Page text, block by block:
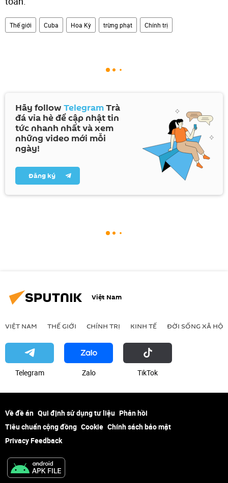
Thế giới Cuba Hoa Kỳ trừng phạt Chính trị
Hãy follow TelegramTrà
đá vỉa hè để cập nhật tin
tức nhanh nhất và xem
những video mới mỗi
ngày!
Đăng ký
Việt Nam
VIỆT NAM THẾ GIỚI CHÍNH TRỊ KINH TẾ ĐỜI SỐNG XÃ HỘI
Telegram Zalo ТikТоk
Về đề án Qui định sử dụng tư liệu Phản hồi
Tiêu chuẩn cộng đồng Cookie Chính sách bảo mật
Privacy Feedback